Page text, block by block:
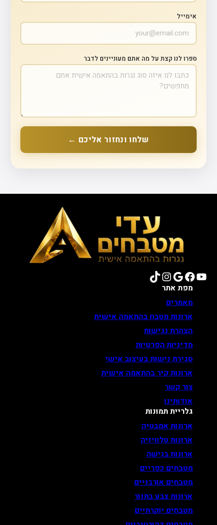
אימייל
ספרו לנו קצת על מה אתם מעוניינים לדבר
שלחו ונחזור אליכם ←
YouTube
Facebook
Google
Instagram
TikTok
מפת אתר
מאמרים
ארונות מטבח בהתאמה אישית
הצהרת נגישות
מדיניות הפרטיות
סגירת נישות בעיצוב אישי
ארונות קיר בהתאמה אישית
צור קשר
אודותינו
גלריית תמונות
ארונות אמבטיה
ארונות טלוויזיה
ארונות בנישה
מטבחים כפריים
מטבחים אורבניים
ארונות צבע בתנור
מטבחים יוקרתיים